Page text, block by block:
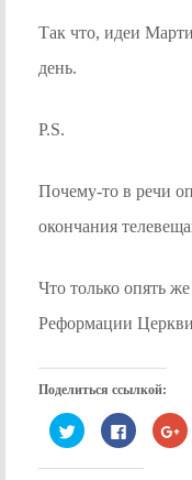
Так что, идеи
день.
P.S.
Почему-то в речи
окончания
Что только опять
Реформации
Поделиться ссылкой:
Нажмите,
чтобы
поделиться
на
Нажмите
здесь,
чтобы